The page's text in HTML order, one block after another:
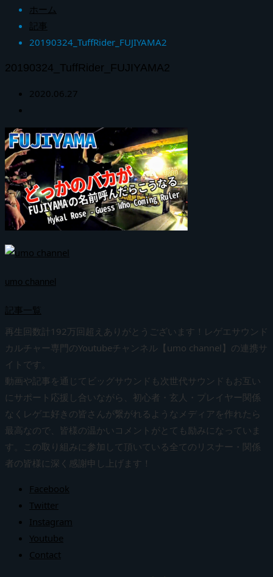
ホーム
記事
20190324_TuffRider_FUJIYAMA2
20190324_TuffRider_FUJIYAMA2
2020.06.27
umo channel
記事一覧
再生回数計192万回超えありがとうございます！レゲエサウンド
カルチャー専門のYoutubeチャンネル【umo channel】の連携サ
イトです。
動画や記事を通じてビッグサウンドも次世代サウンドもお互い
にサポート応援し合いながら、初心者・玄人・プレイヤー関係
なくレゲエ好きの皆さんが繋がれるようなメディアを作れたら
最高なので、皆様の温かいコメントがとても励みになっていま
す。この取り組みに参加して頂いている全てのリスナー・関係
者の皆様に深く感謝申し上げます！
Facebook
Twitter
Instagram
Youtube
Contact